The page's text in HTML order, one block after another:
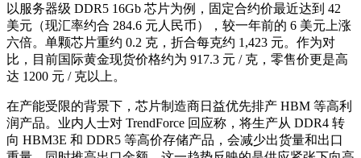
以服务器级 DDR5 16Gb 芯片为例，固定合约价最近达到 42
美元（现汇率约合 284.6 元人民币），较一年前的 6 美元上涨
六倍。单颗芯片重约 0.2 克，折合每克约 1,423 元。作为对
比，目前国际黄金现货价格约为 917.3 元 / 克，零售价更是高
达 1200 元 / 克以上。
在产能受限的背景下，芯片制造商日益优先排产 HBM 等高利
润产品。业内人士对 TrendForce 回应称，将生产从 DDR4 转
向 HBM3E 和 DDR5 等高价存储产品，会减少出货量和出口